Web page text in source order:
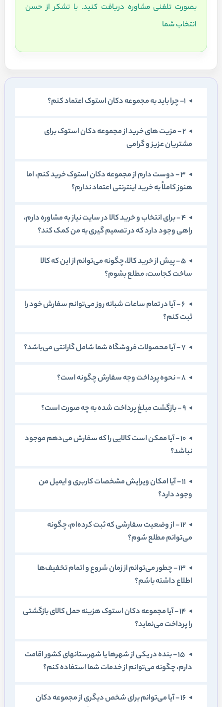
بصورت تلفنی مشاوره دريافت کنيد. با تشکر از حسن
انتخاب شما
1- چرا بايد به مجموعه دکان استوک اعتماد کنم؟
2 - مزيت های خريد از مجموعه دکان استوک برای
مشتريان عزيز و گرامی
3 - دوست دارم از مجموعه دکان استوک خريد کنم، اما
هنوز کاملاً به خريد اينترنتی اعتماد ندارم؟
4 - برای انتخاب و خريد کالا در سايت نياز به مشاوره دارم،
راهی وجود دارد که در تصميم‏ گيری به من کمک کند؟
5 - پيش از خريد کالا، چگونه می‏‌توانم از اين که کالا
ساخت کجاست، مطلع بشوم؟
6 - آيا در تمام ساعات شبانه روز می‌توانم سفارش خود را
ثبت کنم؟
7 - آيا محصولات فروشگاه شما شامل گارانتی می‌باشد؟
8 - نحوه پرداخت وجه سفارش چگونه است؟
9 - بازگشت مبلغ پرداخت شده به چه صورت است؟
10 - آيا ممکن است کالايی را که سفارش می‏‌دهم موجود
نباشد؟
11 - آيا امکان ويرايش مشخصات کاربری و ايميل من
وجود دارد؟
12 - از وضعيت سفارشی که ثبت کرده‏‌ام، چگونه
می‌‏توانم مطلع شوم؟
13 - چطور می‌توانم از زمان شروع و اتمام تخفيف‌ها
اطلاع داشته باشم؟
14 - آيا مجموعه دکان استوک هزينه حمل کالای بازگشتی
را پرداخت می‌نمايد؟
15 - بنده در يکی از شهرها يا شهرستانهای کشور اقامت
دارم، چگونه می‌توانم از خدمات شما استفاده کنم؟
16 - آيا می‌توانم برای شخص ديگری از مجموعه دکان